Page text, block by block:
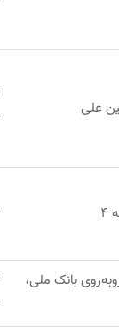
بانک ملی،